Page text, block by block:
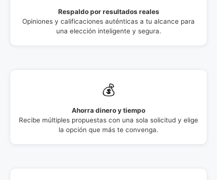
Respaldo por resultados reales
Opiniones y calificaciones auténticas a tu alcance para
una elección inteligente y segura.
💰
Ahorra dinero y tiempo
Recibe múltiples propuestas con una sola solicitud y elige
la opción que más te convenga.